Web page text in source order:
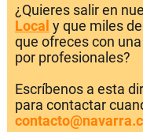
¿Quieres salir en
Local y que miles
que ofreces con
por profesionales?
Escríbenos a esta
para contactar